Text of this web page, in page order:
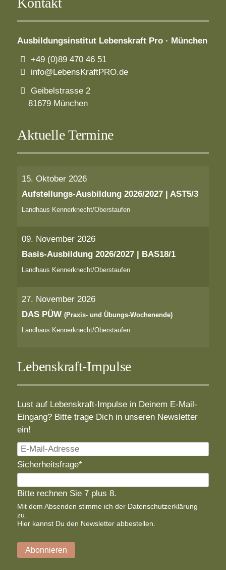
Ausbildungsinstitut Lebenskraft Pro · München
+49 (0)89 470 46 51
info@LebensKraftPRO.de
Geibelstrasse 2
81679 München
Aktuelle Termine
15. Oktober 2026
Aufstellungs-Ausbildung 2026/2027 | AST5/3
Landhaus Kennerknecht/Oberstaufen
09. November 2026
Basis-Ausbildung 2026/2027 | BAS18/1
Landhaus Kennerknecht/Oberstaufen
27. November 2026
DAS PÜW(Praxis- und Übungs-Wochenende)
Landhaus Kennerknecht/Oberstaufen
Lebenskraft-Impulse
Lust auf Lebenskraft-Impulse in Deinem E-Mail-
Eingang? Bitte trage Dich in unseren Newsletter
ein!
E-
Mail-
Adresse
Pflichtfeld
Sicherheitsfrage*
Bitte rechnen Sie 7 plus 8.
Mit dem Absenden stimme ich der Datenschutzerklärung
zu.
Hier kannst Du den Newsletter abbestellen.
Abonnieren